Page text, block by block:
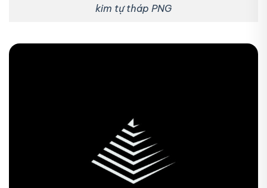
kim tự tháp PNG